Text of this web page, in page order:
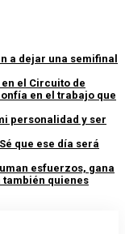
a dejar una semifinal
el Circuito de
en el trabajo que
personalidad y ser
que ese día será
esfuerzos, gana
quienes